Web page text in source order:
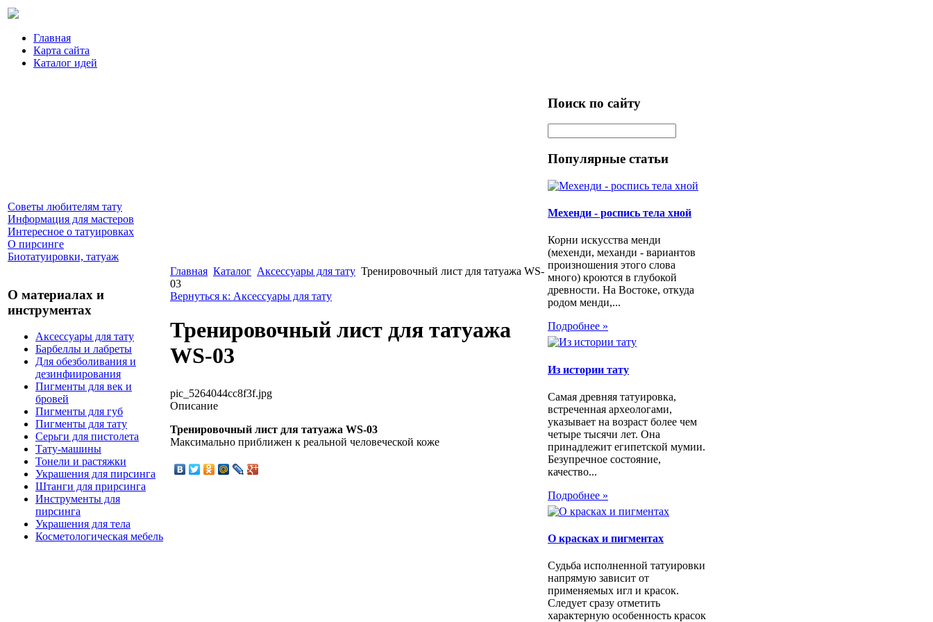
Главная
Карта сайта
Каталог идей
Советы любителям тату
Информация для мастеров
Интересное о татуировках
О пирсинге
Биотатуировки, татуаж
О материалах и
инструментах
Аксессуары для тату
Барбеллы и лабреты
Для обезболивания и
дезинфиирования
Пигменты для век и
бровей
Пигменты для губ
Пигменты для тату
Серьги для пистолета
Тату-машины
Тонели и растяжки
Украшения для пирсинга
Штанги для прирсинга
Инструменты для
пирсинга
Украшения для тела
Косметологическая мебель
Главная Каталог Аксессуары для тату Тренировочный лист для татуажа WS-
03
Вернуться к: Аксессуары для тату
Тренировочный лист для татуажа
WS-03
pic_5264044cc8f3f.jpg
Описание
Тренировочный лист для татуажа WS-03
Максимально приближен к реальной человеческой коже
Поиск по сайту
Популярные статьи
Мехенди - роспись тела хной
Корни искусства менди
(мехенди, механди - вариантов
произношения этого слова
много) кроются в глубокой
древности. На Востоке, откуда
родом менди,...
Подробнее »
Из истории тату
Самая древняя татуировка,
встреченная археологами,
указывает на возраст более чем
четыре тысячи лет. Она
принадлежит египетской мумии.
Безупречное состояние,
качество...
Подробнее »
О красках и пигментах
Судьба исполненной татуировки
напрямую зависит от
применяемых игл и красок.
Следует сразу отметить
характерную особенность красок